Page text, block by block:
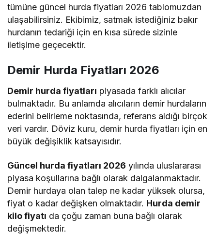
tümüne güncel hurda fiyatları 2026 tablomuzdan
ulaşabilirsiniz. Ekibimiz, satmak istediğiniz bakır
hurdanın tedariği için en kısa sürede sizinle
iletişime geçecektir.
Demir Hurda Fiyatları 2026
Demir hurda fiyatları piyasada farklı alıcılar
bulmaktadır. Bu anlamda alıcıların demir hurdaların
ederini belirleme noktasında, referans aldığı birçok
veri vardır. Döviz kuru, demir hurda fiyatları için en
büyük değişiklik katsayısıdır.
Güncel hurda fiyatları 2026 yılında uluslararası
piyasa koşullarına bağlı olarak dalgalanmaktadır.
Demir hurdaya olan talep ne kadar yüksek olursa,
fiyat o kadar değişken olmaktadır. Hurda demir
kilo fiyatı da çoğu zaman buna bağlı olarak
değişmektedir.